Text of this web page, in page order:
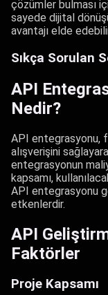
çözümler bulması
sayede dijital
avantajı elde
Sıkça Sorulan
API
Nedir?
API entegrasyonu,
alışverişini
entegrasyonun
kapsamı,
API entegrasyonu
etkenlerdir.
API
Faktörler
Proje Kapsamı